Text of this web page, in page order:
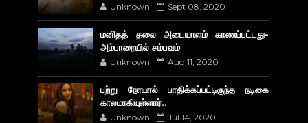
Unknown Sept 08, 2020
மனிதத் தலை அடையாளம் காணப்பட்டது-
அம்பாறையில் சம்பவம்
Unknown Aug 11, 2020
புற்று நோயால் பாதிக்கப்பட்டிருந்த நடிகை
காலமாகியுள்ளார்..
Unknown Jul 14, 2020